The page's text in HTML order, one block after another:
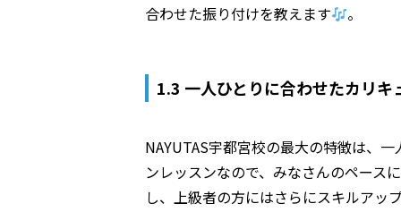
合わせた振り付けを教えます
。
1.3 一人ひとりに合わせたカリキ
NAYUTAS宇都宮校の最大の特徴は、
ンレッスンなので、みなさんのペース
し、上級者の方にはさらにスキルアッ